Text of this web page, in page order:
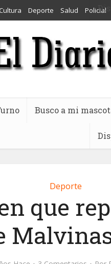
Cultura Deporte Salud Policial
Busco a mi
Deporte
que